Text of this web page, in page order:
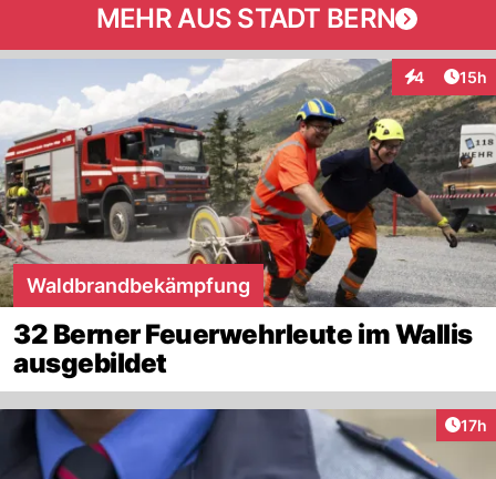
MEHR AUS STADT BERN
4
Interaktionen
15h
Waldbrandbekämpfung
32 Berner Feuerwehrleute im Wallis
ausgebildet
17h